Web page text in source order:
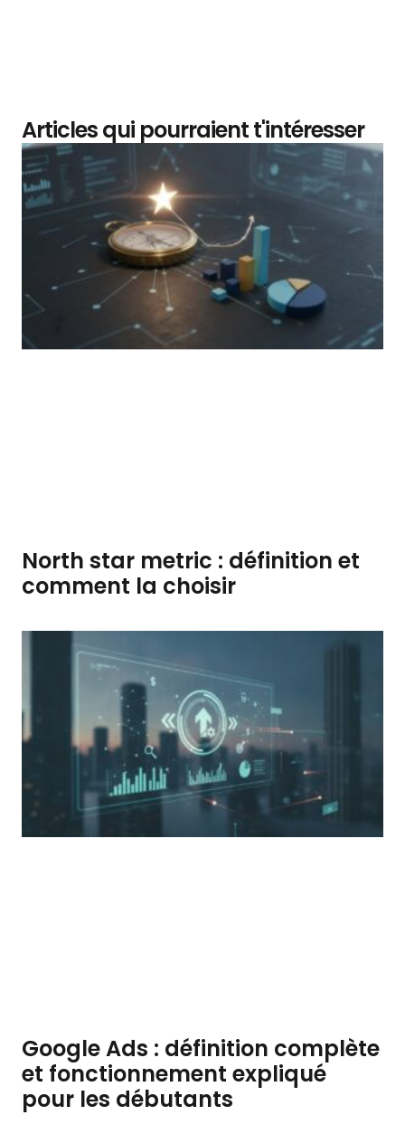
Articles qui pourraient t'intéresser
North star metric : définition et
comment la choisir
Google Ads : définition complète
et fonctionnement expliqué
pour les débutants